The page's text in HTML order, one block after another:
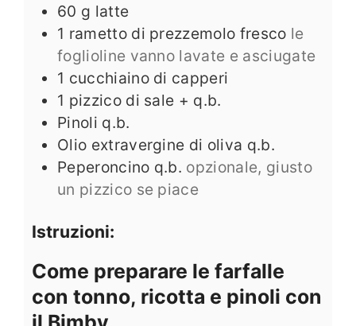
60 g latte
1 rametto di prezzemolo fresco le
foglioline vanno lavate e asciugate
1 cucchiaino di capperi
1 pizzico di sale + q.b.
Pinoli q.b.
Olio extravergine di oliva q.b.
Peperoncino q.b. opzionale, giusto
un pizzico se piace
Istruzioni:
Come preparare le farfalle
con tonno, ricotta e pinoli con